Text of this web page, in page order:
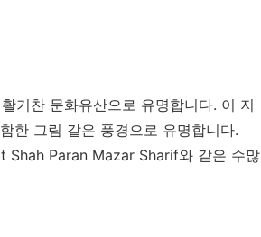
기찬 문화유산으로 유명합니다. 이 지
그림 같은 풍경으로 유명합니다.
Paran Mazar Sharif와 같은 수많